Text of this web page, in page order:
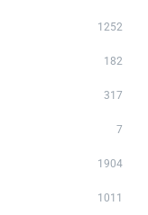
1252
182
317
7
1904
1011